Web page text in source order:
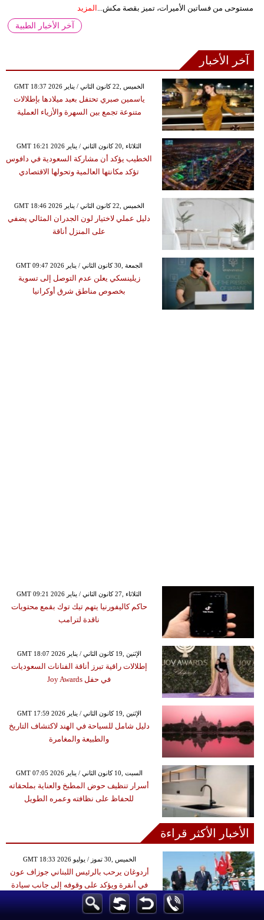
مستوحى من فساتين الأميرات، تميز بقصة مكش...
المزيد
آخر الأخبار الطبية
آخر الأخبار
GMT 18:37 2026 الخميس ,22 كانون الثاني / يناير
ياسمين صبري تحتفل بعيد ميلادها بإطلالات
متنوعة تجمع بين السهرة والأزياء العملية
GMT 16:21 2026 الثلاثاء ,20 كانون الثاني / يناير
الخطيب يؤكد أن مشاركة السعودية في دافوس
تؤكد مكانتها العالمية وتحولها الاقتصادي
GMT 18:46 2026 الخميس ,22 كانون الثاني / يناير
دليل عملي لاختيار لون الجدران المثالي يضفي
على المنزل أناقة
GMT 09:47 2026 الجمعة ,30 كانون الثاني / يناير
زيلينسكي يعلن عدم التوصل إلى تسوية
بخصوص مناطق شرق أوكرانيا
GMT 09:21 2026 الثلاثاء ,27 كانون الثاني / يناير
حاكم كاليفورنيا يتهم تيك توك بقمع محتويات
ناقدة لترامب
GMT 18:07 2026 الإثنين ,19 كانون الثاني / يناير
إطلالات راقية تبرز أناقة الفنانات السعوديات
في حفل Joy Awards
GMT 17:59 2026 الإثنين ,19 كانون الثاني / يناير
دليل شامل للسياحة في الهند لاكتشاف التاريخ
والطبيعة والمغامرة
GMT 07:05 2026 السبت ,10 كانون الثاني / يناير
أسرار تنظيف حوض المطبخ والعناية بملحقاته
للحفاظ على نظافته وعمره الطويل
الأخبار الأكثر قراءة
GMT 18:33 2026 الخميس ,30 تموز / يوليو
أردوغان يرحب بالرئيس اللبناني جوزاف عون
في أنقرة ويؤكد على وقوفه إلى جانب سيادة
لبنان وحقوقه المشروعةً